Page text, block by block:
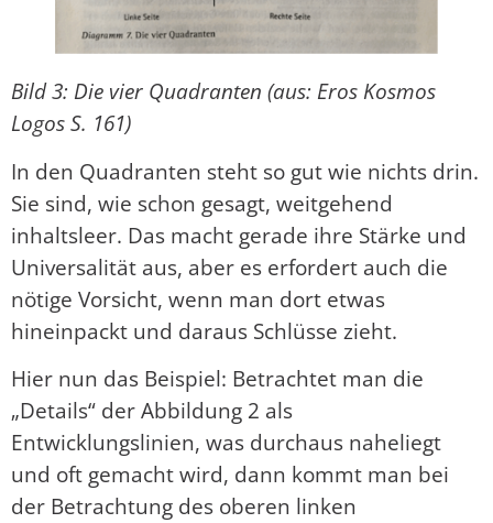
Bild 3: Die vier Quadranten (aus: Eros Kosmos
Logos S. 161)
In den Quadranten steht so gut wie nichts drin.
Sie sind, wie schon gesagt, weitgehend
inhaltsleer. Das macht gerade ihre Stärke und
Universalität aus, aber es erfordert auch die
nötige Vorsicht, wenn man dort etwas
hineinpackt und daraus Schlüsse zieht.
Hier nun das Beispiel: Betrachtet man die
„Details“ der Abbildung 2 als
Entwicklungslinien, was durchaus naheliegt
und oft gemacht wird, dann kommt man bei
der Betrachtung des oberen linken